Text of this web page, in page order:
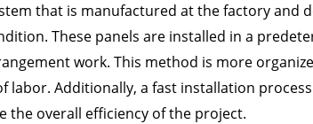
that is manufactured at the factory and
These panels are installed in a
work. This method is more
Additionally, a fast installation
overall efficiency of the project.